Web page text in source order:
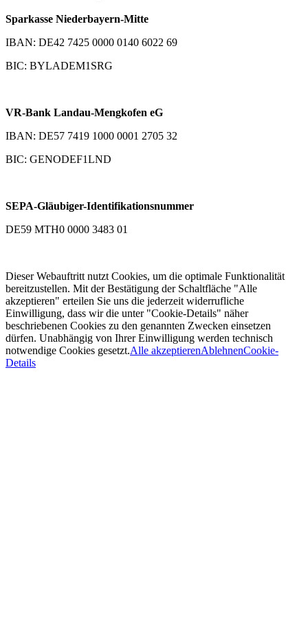
Sparkasse Niederbayern-Mitte
IBAN: DE42 7425 0000 0140 6022 69
BIC: BYLADEM1SRG
VR-Bank Landau-Mengkofen eG
IBAN: DE57 7419 1000 0001 2705 32
BIC: GENODEF1LND
SEPA-Gläubiger-Identifikationsnummer
DE59 MTH0 0000 3483 01
Dieser Webauftritt nutzt Cookies, um die optimale Funktionalität
bereitzustellen. Mit der Bestätigung der Schaltfläche "Alle
akzeptieren" erteilen Sie uns die jederzeit widerrufliche
Einwilligung, dass wir die unter "Cookie-Details" näher
beschriebenen Cookies zu den genannten Zwecken einsetzen
dürfen. Unabhängig von Ihrer Einwilligung werden technisch
notwendige Cookies gesetzt.Alle akzeptierenAblehnenCookie-
Details